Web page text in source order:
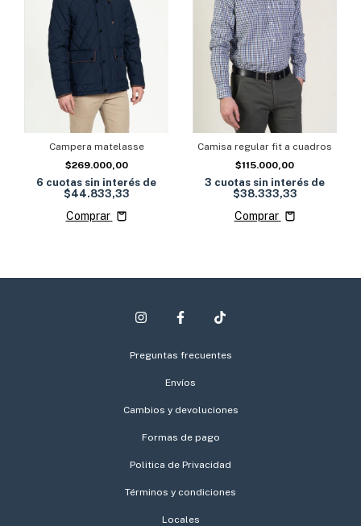
Campera matelasse
$269.000,00
6 cuotas sin interés de
$44.833,33
Comprar
Camisa regular fit a cuadros
$115.000,00
3 cuotas sin interés de
$38.333,33
Comprar
Preguntas frecuentes
Envíos
Cambios y devoluciones
Formas de pago
Politica de Privacidad
Términos y condiciones
Locales